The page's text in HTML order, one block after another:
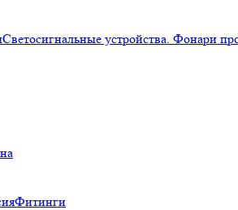
Светосигнальные устройства. Фонари
Фитинги